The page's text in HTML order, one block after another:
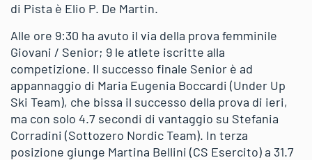
di Pista è Elio P. De Martin.
Alle ore 9:30 ha avuto il via della prova femminile
Giovani / Senior; 9 le atlete iscritte alla
competizione. Il successo finale Senior è ad
appannaggio di Maria Eugenia Boccardi (Under Up
Ski Team), che bissa il successo della prova di ieri,
ma con solo 4.7 secondi di vantaggio su Stefania
Corradini (Sottozero Nordic Team). In terza
posizione giunge Martina Bellini (CS Esercito) a 31.7